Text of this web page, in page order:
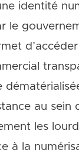
identité
le
au sein
les
à la